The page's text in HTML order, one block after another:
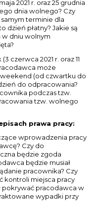
2021 r. oraz 25 grudnia
dnia wolnego? Czy
terminie dla
dzień płatny? Jakie są
dniu wolnym
czerwca 2021 r. oraz 11
może
(od czwartku do
do odpracowania?
podczas tzw.
tzw. wolnego
prawa pracy:
wprowadzenia pracy
Czy do
będzie zgoda
będzie musiał
pracownika? Czy
kontroli miejsca pracy
pokrywać pracodawca w
wypadki przy